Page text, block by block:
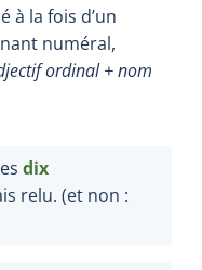
à la fois d’un
numéral,
ordinal +nom
dix
relu. (et non :